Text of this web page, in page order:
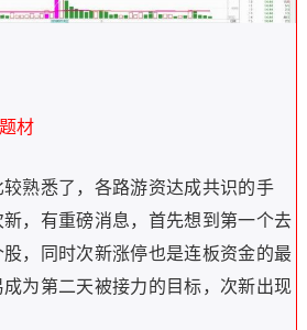
材
熟悉了，各路游资达成共识的手
，有重磅消息，首先想到第一个去
，同时次新涨停也是连板资金的最
为第二天被接力的目标，次新出现